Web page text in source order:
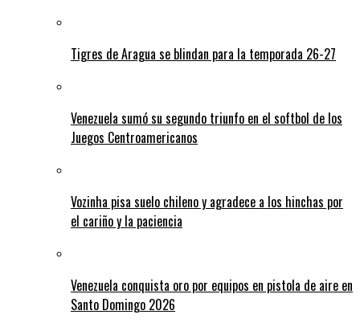
Tigres de Aragua se blindan para la temporada 26-27
Venezuela sumó su segundo triunfo en el softbol de los
Juegos Centroamericanos
Vozinha pisa suelo chileno y agradece a los hinchas por
el cariño y la paciencia
Venezuela conquista oro por equipos en pistola de aire en
Santo Domingo 2026